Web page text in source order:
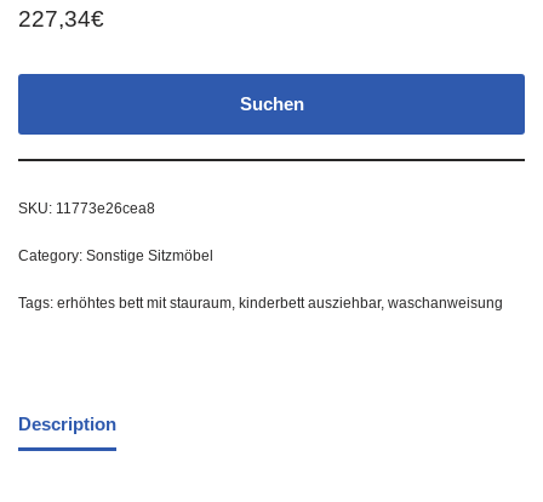
227,34€
Suchen
SKU: 11773e26cea8
Category: Sonstige Sitzmöbel
Tags: erhöhtes bett mit stauraum, kinderbett ausziehbar, waschanweisung
Description